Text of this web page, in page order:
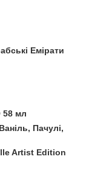
Емірати
58 мл
Пачулі,
Artist Edition